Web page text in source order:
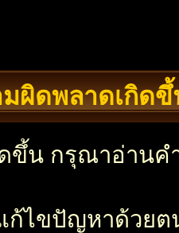
ผิดพลาดเกิดขึ้
ขึ้น กรุณาอ่านค
ก้ไขปัญหาด้วย